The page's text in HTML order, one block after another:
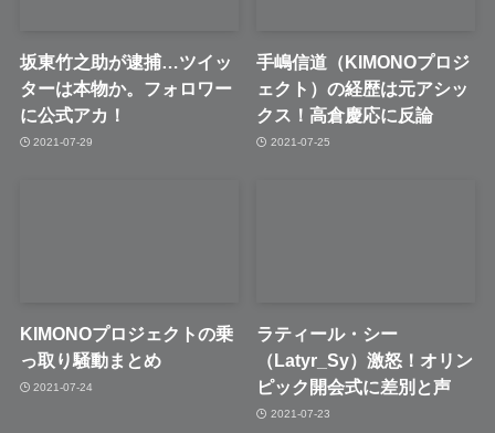
坂東竹之助が逮捕…ツイッ
ターは本物か。フォロワー
に公式アカ！
2021-07-29
手嶋信道（KIMONOプロジ
ェクト）の経歴は元アシッ
クス！高倉慶応に反論
2021-07-25
KIMONOプロジェクトの乗
っ取り騒動まとめ
2021-07-24
ラティール・シー
（Latyr_Sy）激怒！オリン
ピック開会式に差別と声
2021-07-23